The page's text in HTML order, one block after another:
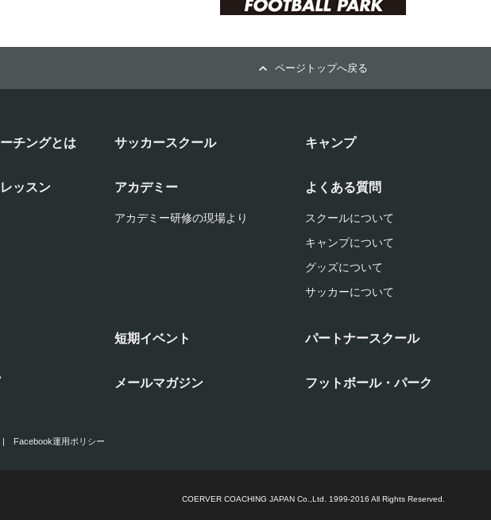
ページトップへ戻る
チングとは サッカースクール キャンプ
ッスン アカデミー
アカデミー研修の現場より
よくある質問
スクールについて
キャンプについて
グッズについて
サッカーについて
短期イベント パートナースクール
メールマガジン フットボール・パーク
Facebook運用ポリシー
COERVER COACHING JAPAN Co.,Ltd. 1999-2016 All Rights Reserved.